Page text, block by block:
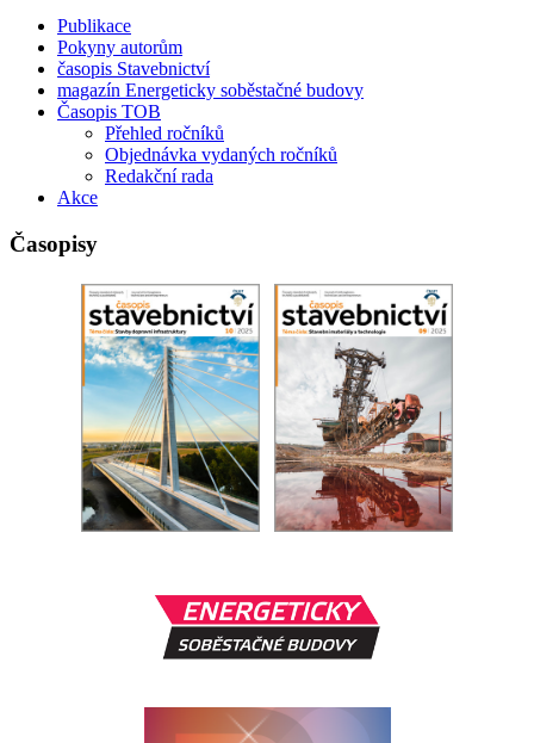
Publikace
Pokyny autorům
časopis Stavebnictví
magazín Energeticky soběstačné budovy
Časopis TOB
Přehled ročníků
Objednávka vydaných ročníků
Redakční rada
Akce
Časopisy